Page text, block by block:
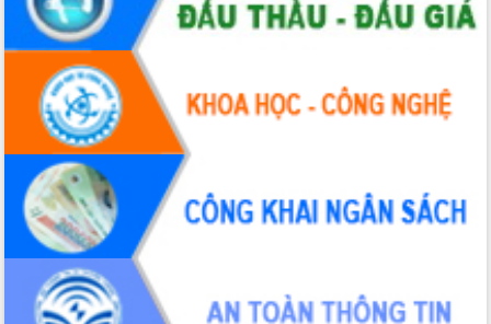
du khách thông qua Hệ thống cơ sở dữ
liệu và Bản đồ số
Tập huấn ứng dụng trí tuệ nhân tạo (AI)
trong thương mại điện tử năm 2026
Đoàn đại biểu Quốc hội tỉnh Đắk Lắk
trao đổi thông tin trước Kỳ họp thứ
nhất, Quốc hội khóa XVI
Quyết liệt cải cách hành chính, khơi
thông nguồn lực phát triển
Nâng cao hiệu lực, hiệu quả HĐND
tỉnh thông qua hiện đại hóa hành chính
Xã Ea Phê gắn cải cách hành chính với
chuyển đổi số